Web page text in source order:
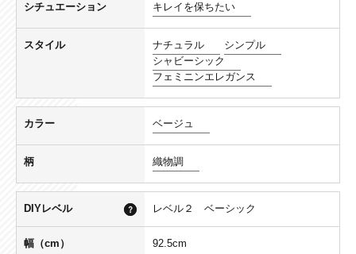
シチュエーション キレイを保ちたい
スタイル ナチュラル
シンプル
シャビーシック
フェミニンエレガンス
カラー ベージュ
柄 織物調
DIYレベル レベル２ ベーシック
幅（cm） 92.5cm